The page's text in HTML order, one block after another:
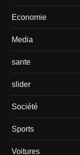
Economie
Media
sante
slider
Société
Sports
Voitures